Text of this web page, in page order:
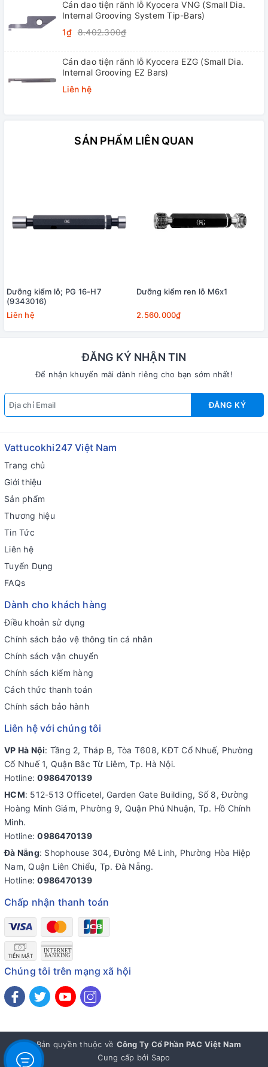
Cán dao tiện rãnh lỗ Kyocera VNG (Small Dia.
Internal Grooving System Tip-Bars)
1₫ 8.402.300₫
Cán dao tiện rãnh lỗ Kyocera EZG (Small Dia.
Internal Grooving EZ Bars)
Liên hệ
SẢN PHẨM LIÊN QUAN
Dưỡng kiểm lỗ; PG 16-H7
(9343016)
Liên hệ
Dưỡng kiểm ren lỗ M6x1
2.560.000₫
ĐĂNG KÝ NHẬN TIN
Để nhận khuyến mãi dành riêng cho bạn sớm nhất!
ĐĂNG KÝ
Vattucokhi247 Việt Nam
Trang chủ
Giới thiệu
Sản phẩm
Thương hiệu
Tin Tức
Liên hệ
Tuyển Dụng
FAQs
Dành cho khách hàng
Điều khoản sử dụng
Chính sách bảo vệ thông tin cá nhân
Chính sách vận chuyển
Chính sách kiểm hàng
Cách thức thanh toán
Chính sách bảo hành
Liên hệ với chúng tôi
VP Hà Nội: Tầng 2, Tháp B, Tòa T608, KĐT Cổ Nhuế, Phường
Cổ Nhuế 1, Quận Bắc Từ Liêm, Tp. Hà Nội.
Hotline:0986470139
HCM: 512-513 Officetel, Garden Gate Building, Số 8, Đường
Hoàng Minh Giám, Phường 9, Quận Phú Nhuận, Tp. Hồ Chính
Minh.
Hotline:0986470139
Đà Nẵng: Shophouse 304, Đường Mê Linh, Phường Hòa Hiệp
Nam, Quận Liên Chiểu, Tp. Đà Nẵng.
Hotline:0986470139
Chấp nhận thanh toán
Chúng tôi trên mạng xã hội
© Bản quyền thuộc về Công Ty Cổ Phần PAC Việt Nam
Cung cấp bởi Sapo